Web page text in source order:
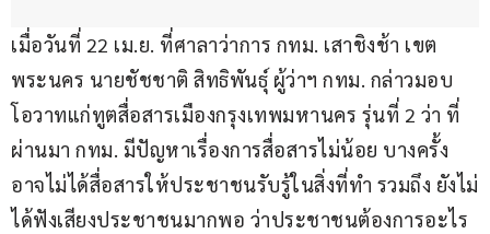
เมื่อวันที่ 22 เม.ย. ที่ศาลาว่าการ กทม. เสาชิงช้า เขต
พระนคร นายชัชชาติ สิทธิพันธุ์ ผู้ว่าฯ กทม. กล่าวมอบ
โอวาทแก่ทูตสื่อสารเมืองกรุงเทพมหานคร รุ่นที่ 2 ว่า ที่
ผ่านมา กทม. มีปัญหาเรื่องการสื่อสารไม่น้อย บางครั้ง
อาจไม่ได้สื่อสารให้ประชาชนรับรู้ในสิ่งที่ทำ รวมถึง ยังไม่
ได้ฟังเสียงประชาชนมากพอ ว่าประชาชนต้องการอะไร